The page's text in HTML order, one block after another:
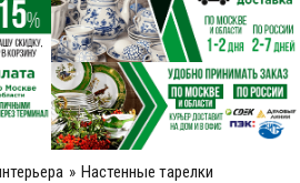
Настенные тарелки